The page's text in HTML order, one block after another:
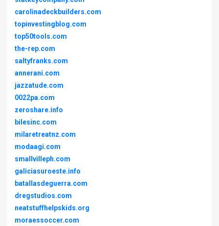
carolinadeckbuilders.com
topinvestingblog.com
top50tools.com
the-rep.com
saltyfranks.com
annerani.com
jazzatude.com
0022pa.com
zeroshare.info
bilesinc.com
milaretreatnz.com
modaagi.com
smallvilleph.com
galiciasuroeste.info
batallasdeguerra.com
dregstudios.com
neatstuffhelpskids.org
moraessoccer.com